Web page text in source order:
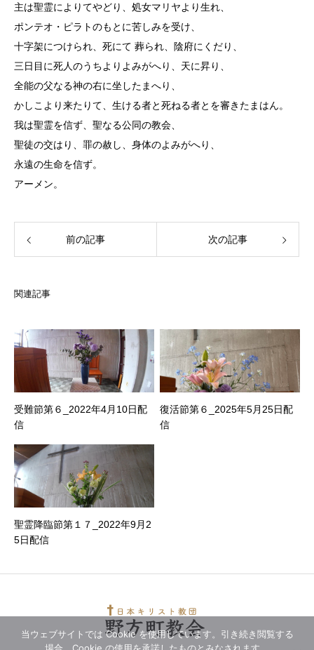
主は聖霊によりてやどり、処女マリヤより生れ、
ポンテオ・ピラトのもとに苦しみを受け、
十字架につけられ、死にて 葬られ、陰府にくだり、
三日目に死人のうちよりよみがへり、天に昇り、
全能の父なる神の右に坐したまへり、
かしこより来たりて、生ける者と死ねる者とを審きたまはん。
我は聖霊を信ず、聖なる公同の教会、
聖徒の交はり、罪の赦し、身体のよみがへり、
永遠の生命を信ず。
アーメン。
前の記事 次の記事
関連記事
受難節第６_2022年4月10日配
信
復活節第６_2025年5月25日配
信
聖霊降臨節第１７_2022年9月2
5日配信
当ウェブサイトでは Cookie を使用しています。引き続き閲覧する